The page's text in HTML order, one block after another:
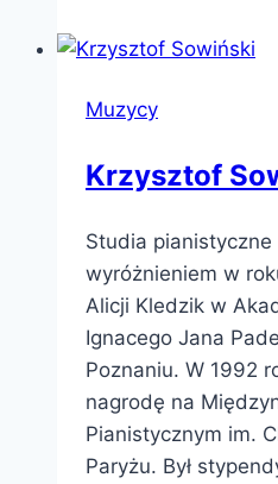
Muzycy
Krzysztof
Studia pianistyczne
wyróżnieniem w
Alicji Kledzik w
Ignacego Jana
Poznaniu. W 1992
nagrodę na
Pianistycznym im.
Paryżu. Był